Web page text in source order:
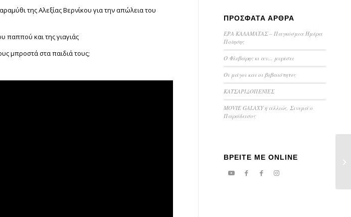
της Αλεξίας Βερνίκου για την απώλεια του
παππού και της γιαγιάς
μπροστά στα παιδιά τους;
ΠΡΟΣΦΑΤΑ ΑΡΘΡΑ
ΕΡΑ ΚΑΛΑΜΑΤΑΣ – Παγκόσμια Ημέρα
Ποίησης
Ο Φλεβάρης κι αν… μυρίσει
Οι μάγοι και οι βεβαιότητες
ΚΑΤΣΑΡΙΔΟΠΕΝΙΕΣ
MOVIE GALAXY ή αλλιώς, Σινεμά ο
Παράδεισος
ΒΡΕΙΤΕ ΜΕ ONLINE